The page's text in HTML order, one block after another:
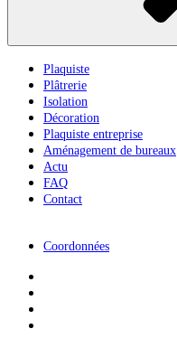
Plaquiste
Plâtrerie
Isolation
Décoration
Plaquiste entreprise
Aménagement de bureaux
Actu
FAQ
Contact
Coordonnées